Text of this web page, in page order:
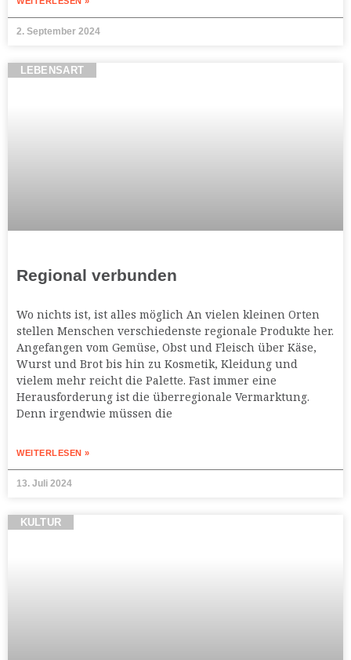
2. September 2024
LEBENSART
Regional verbunden
Wo nichts ist, ist alles möglich An vielen kleinen Orten
stellen Menschen verschiedenste regionale Produkte her.
Angefangen vom Gemüse, Obst und Fleisch über Käse,
Wurst und Brot bis hin zu Kosmetik, Kleidung und
vielem mehr reicht die Palette. Fast immer eine
Herausforderung ist die überregionale Vermarktung.
Denn irgendwie müssen die
WEITERLESEN »
13. Juli 2024
KULTUR